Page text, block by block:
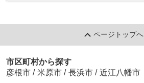
ページトップへ
市区町村から探す
彦根市 / 米原市 / 長浜市 / 近江八幡市